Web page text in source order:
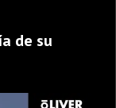
de su